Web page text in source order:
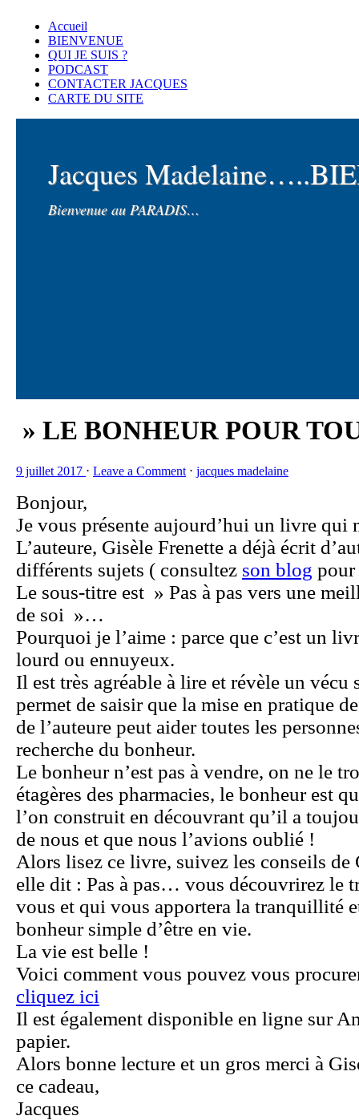
Accueil
BIENVENUE
QUI JE SUIS ?
PODCAST
CONTACTER JACQUES
CARTE DU SITE
Jacques
Bienvenue au PARADIS…
» LE BONHEUR POUR
9 juillet 2017 ⋅ Leave a Comment ⋅ jacques madelaine
Bonjour,
Je vous présente aujourd’hui un livre qui
L’auteure, Gisèle Frenette a déjà écrit
différents sujets ( consultez son blog pour
Le sous-titre est » Pas à pas vers une
de soi »…
Pourquoi je l’aime : parce que c’est un
lourd ou ennuyeux.
Il est très agréable à lire et révèle un vécu
permet de saisir que la mise en pratique
de l’auteure peut aider toutes les
recherche du bonheur.
Le bonheur n’est pas à vendre, on ne le
étagères des pharmacies, le bonheur est
l’on construit en découvrant qu’il a
de nous et que nous l’avions oublié !
Alors lisez ce livre, suivez les conseils de
elle dit : Pas à pas… vous découvrirez le
vous et qui vous apportera la tranquillité
bonheur simple d’être en vie.
La vie est belle !
Voici comment vous pouvez vous
cliquez ici
Il est également disponible en ligne sur
papier.
Alors bonne lecture et un gros merci à
ce cadeau,
Jacques